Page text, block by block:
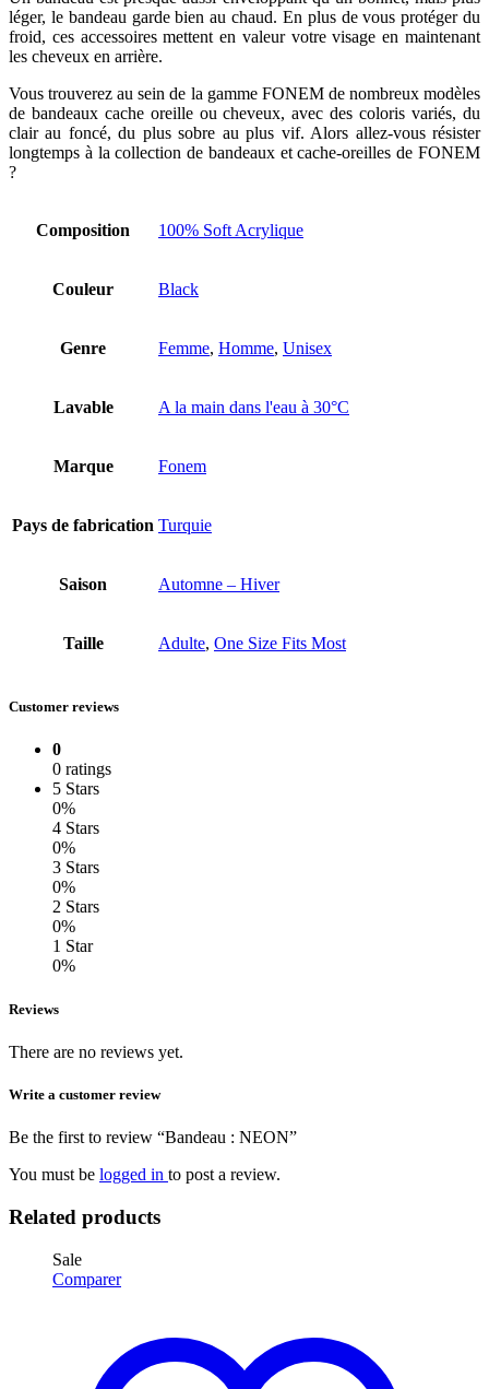
léger, le bandeau garde bien au chaud. En plus de vous protéger du
froid, ces accessoires mettent en valeur votre visage en maintenant
les cheveux en arrière.
Vous trouverez au sein de la gamme FONEM de nombreux modèles
de bandeaux cache oreille ou cheveux, avec des coloris variés, du
clair au foncé, du plus sobre au plus vif. Alors allez-vous résister
longtemps à la collection de bandeaux et cache-oreilles de FONEM
?
Composition 100% Soft Acrylique
Couleur Black
Genre Femme, Homme, Unisex
Lavable A la main dans l'eau à 30°C
Marque Fonem
Pays de fabrication Turquie
Saison Automne – Hiver
Taille Adulte, One Size Fits Most
Customer reviews
0
0 ratings
5 Stars
0%
4 Stars
0%
3 Stars
0%
2 Stars
0%
1 Star
0%
Reviews
There are no reviews yet.
Write a customer review
Be the first to review “Bandeau : NEON”
You must be logged in to post a review.
Related products
Sale
Comparer